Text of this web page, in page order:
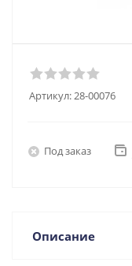
Артикул:28-00076
Под заказ
Описание